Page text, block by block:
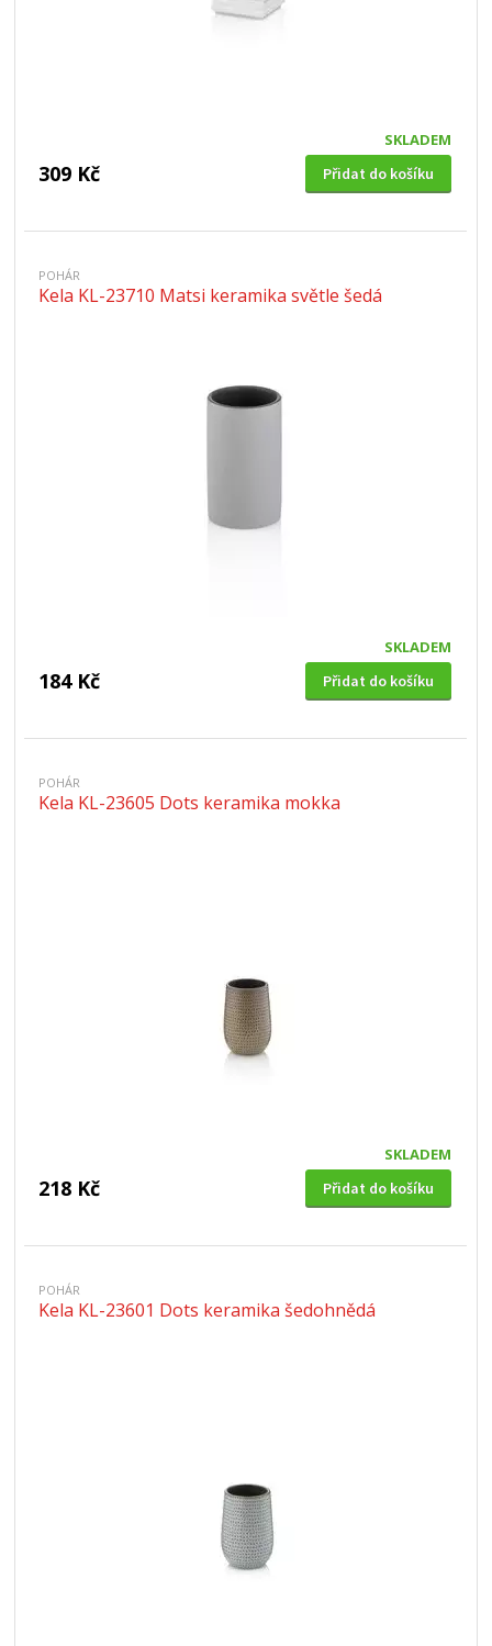
SKLADEM
309 Kč Přidat do košíku
POHÁR
Kela KL-23710 Matsi keramika světle šedá
SKLADEM
184 Kč Přidat do košíku
POHÁR
Kela KL-23605 Dots keramika mokka
SKLADEM
218 Kč Přidat do košíku
POHÁR
Kela KL-23601 Dots keramika šedohnědá